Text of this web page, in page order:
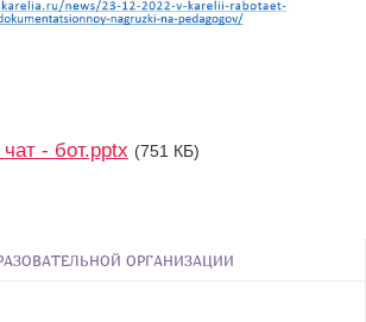
- бот.pptx (751 КБ)
ОРГАНИЗАЦИИ